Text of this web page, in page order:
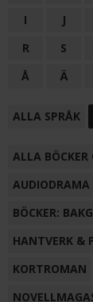
I
J
R
S
Å
Ä
ALLA SPRÅK
ALLA BÖCKER
AUDIODRAMA
BÖCKER:
HANTVERK &
KORTROMAN